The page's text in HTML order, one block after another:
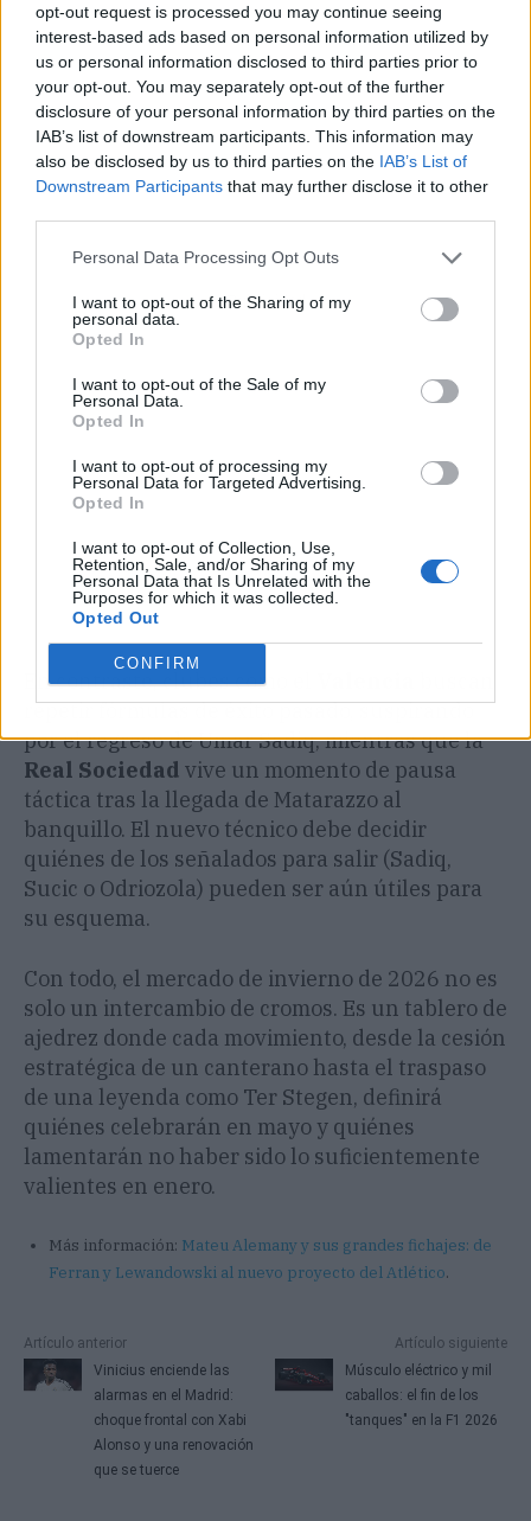
opt-out request is processed you may continue seeing
interest-based ads based on personal information utilized by
us or personal information disclosed to third parties prior to
your opt-out. You may separately opt-out of the further
disclosure of your personal information by third parties on the
IAB’s list of downstream participants. This information may
also be disclosed by us to third parties on the IAB’s List of
Downstream Participants that may further disclose it to other
Personal Data Processing Opt Outs
I want to opt-out of the Sharing of my
personal data.
Opted In
I want to opt-out of the Sale of my
Personal Data.
Opted In
I want to opt-out of processing my
Personal Data for Targeted Advertising.
Opted In
I want to opt-out of Collection, Use,
Retention, Sale, and/or Sharing of my
Personal Data that Is Unrelated with the
Purposes for which it was collected.
Opted Out
CONFIRM
Publicidad
​En contraste, clubes como el
repetir fórmulas de éxito pasado, suspirando
por el regreso de Umar Sadiq, mientras que la
Real Sociedad vive un momento de pausa
táctica tras la llegada de Matarazzo al
banquillo. El nuevo técnico debe decidir
quiénes de los señalados para salir (Sadiq,
Sucic o Odriozola) pueden ser aún útiles para
su esquema.
​Con todo, el mercado de invierno de 2026 no es
solo un intercambio de cromos. Es un tablero de
ajedrez donde cada movimiento, desde la cesión
estratégica de un canterano hasta el traspaso
de una leyenda como Ter Stegen, definirá
quiénes celebrarán en mayo y quiénes
lamentarán no haber sido lo suficientemente
valientes en enero.
Más información: Mateu Alemany y sus grandes fichajes: de
Ferran y Lewandowski al nuevo proyecto del Atlético.
Artículo anterior
Vinicius enciende las
alarmas en el Madrid:
choque frontal con Xabi
Alonso y una renovación
que se tuerce
Artículo siguiente
Músculo eléctrico y mil
caballos: el fin de los
"tanques" en la F1 2026